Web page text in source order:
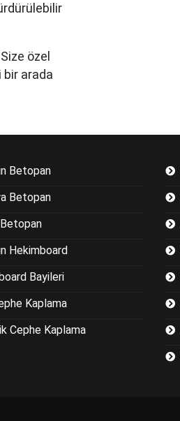
özel
arada
Betopan
Betopan
Hekimboard
Bayileri
Kaplama
Cephe Kaplama